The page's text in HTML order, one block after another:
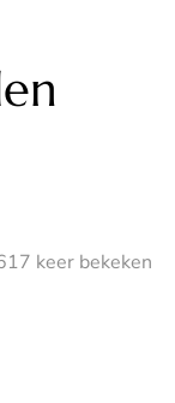
keer bekeken